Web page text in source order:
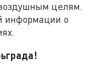
целям.
информации о